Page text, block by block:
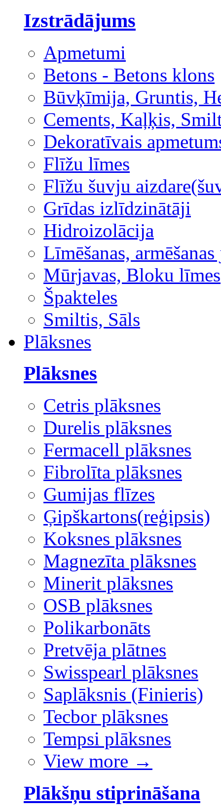
Izstrādājums
Apmetumi
Betons - Betons klons
Būvķīmija, Gruntis,
Cements, Kaļķis,
Dekoratīvais
Flīžu līmes
Flīžu šuvju
Grīdas izlīdzinātāji
Hidroizolācija
Līmēšanas, armēšanas
Mūrjavas, Bloku līmes
Špakteles
Smiltis, Sāls
Plāksnes
Plāksnes
Cetris plāksnes
Durelis plāksnes
Fermacell plāksnes
Fibrolīta plāksnes
Gumijas flīzes
Ģipškartons(reģipsis)
Koksnes plāksnes
Magnezīta plāksnes
Minerit plāksnes
OSB plāksnes
Polikarbonāts
Pretvēja plātnes
Swisspearl plāksnes
Saplāksnis (Finieris)
Tecbor plāksnes
Tempsi plāksnes
View more →
Plākšņu stiprināšana